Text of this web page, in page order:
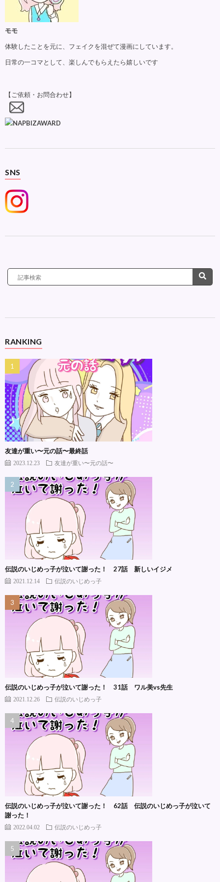
モモ
体験したことを元に、フェイクを混ぜて漫画にしています。
日常の一コマとして、楽しんでもらえたら嬉しいです
【ご依頼・お問合わせ】
SNS
RANKING
友達が重い〜元の話〜最終話
2023.12.23 友達が重い〜元の話〜
伝説のいじめっ子が泣いて謝った！ 27話 新しいイジメ
2021.12.14 伝説のいじめっ子
伝説のいじめっ子が泣いて謝った！ 31話 ワル美vs先生
2021.12.26 伝説のいじめっ子
伝説のいじめっ子が泣いて謝った！ 62話 伝説のいじめっ子が泣いて
謝った！
2022.04.02 伝説のいじめっ子